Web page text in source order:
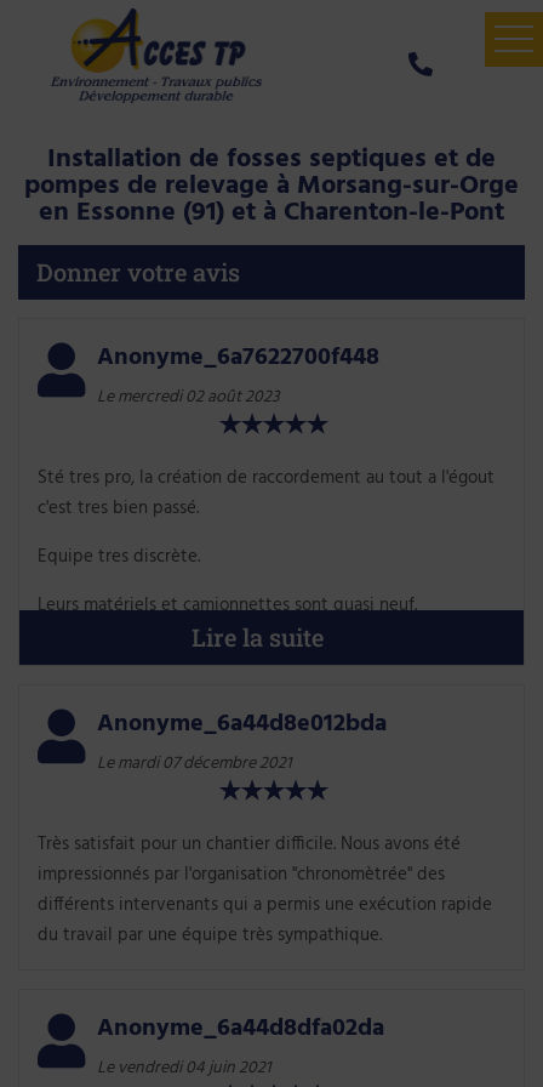
ASSAINISSEMENT
VOIRIE
Installation de fosses septiques et de
pompes de relevage à Morsang-sur-Orge
en Essonne (91) et à Charenton-le-Pont
Donner votre avis
Anonyme_6a7622700f448
Le mercredi 02 août 2023
Sté tres pro, la création de raccordement au tout a l'égout
c'est tres bien passé.
Equipe tres discrète.
Leurs matériels et camionnettes sont quasi neuf.
tres bonnes gestion des travaux en domaine publique.
Rien a redire après les travaux sauf Merci.
Lire la suite
Anonyme_6a44d8e012bda
Le mardi 07 décembre 2021
Très satisfait pour un chantier difficile. Nous avons été
impressionnés par l'organisation "chronomètrée" des
différents intervenants qui a permis une exécution rapide
du travail par une équipe très sympathique.
Anonyme_6a44d8dfa02da
Le vendredi 04 juin 2021